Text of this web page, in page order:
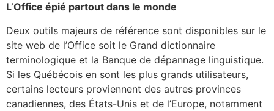
L’Office épié partout dans le monde
Deux outils majeurs de référence sont disponibles sur le
site web de l’Office soit le Grand dictionnaire
terminologique et la Banque de dépannage linguistique.
Si les Québécois en sont les plus grands utilisateurs,
certains lecteurs proviennent des autres provinces
canadiennes, des États-Unis et de l’Europe, notamment